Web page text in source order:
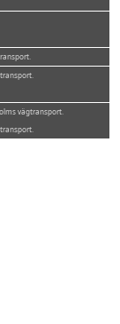
vägtransport.